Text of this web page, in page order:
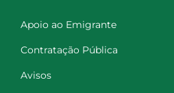
Apoio ao Emigrante
Contratação Pública
Avisos